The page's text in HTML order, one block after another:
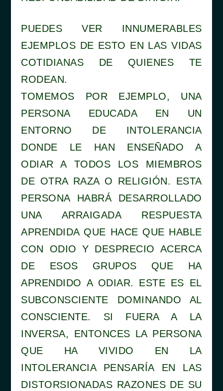
PUEDES VER INNUMERABLES
EJEMPLOS DE ESTO EN LAS VIDAS
COTIDIANAS DE QUIENES TE
RODEAN.
TOMEMOS POR EJEMPLO, UNA
PERSONA EDUCADA EN UN
ENTORNO DE INTOLERANCIA
DONDE LE HAN ENSEÑADO A
ODIAR A TODOS LOS MIEMBROS
DE OTRA RAZA O RELIGIÓN. ESTA
PERSONA HABRÁ DESARROLLADO
UNA ARRAIGADA RESPUESTA
APRENDIDA QUE HACE QUE HABLE
CON ODIO Y DESPRECIO ACERCA
DE ESOS GRUPOS QUE HA
APRENDIDO A ODIAR. ESTE ES EL
SUBCONSCIENTE DOMINANDO AL
CONSCIENTE. SI FUERA A LA
INVERSA, ENTONCES LA PERSONA
QUE HA VIVIDO EN LA
INTOLERANCIA PENSARÍA EN LAS
DISTORSIONADAS RAZONES DE SU